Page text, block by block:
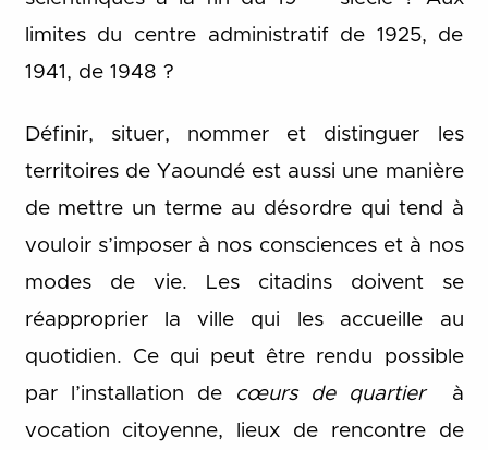
limites du centre administratif de 1925, de
1941, de 1948 ?
Définir, situer, nommer et distinguer les
territoires de Yaoundé est aussi une manière
de mettre un terme au désordre qui tend à
vouloir s’imposer à nos consciences et à nos
modes de vie. Les citadins doivent se
réapproprier la ville qui les accueille au
quotidien. Ce qui peut être rendu possible
par l’installation de
cœurs de quartierà
vocation citoyenne, lieux de rencontre de